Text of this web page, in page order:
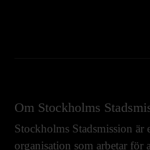
Om Stockholms
Stockholms Stadsmission är
organisation som arbetar för